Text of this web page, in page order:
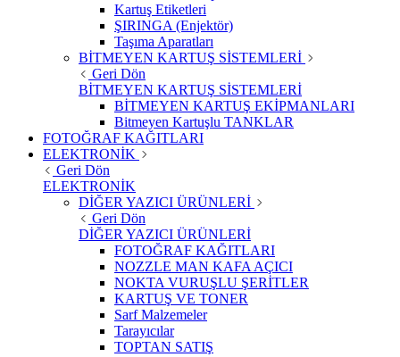
Kartuş Etiketleri
ŞIRINGA (Enjektör)
Taşıma Aparatları
BİTMEYEN KARTUŞ SİSTEMLERİ
Geri Dön
BİTMEYEN KARTUŞ SİSTEMLERİ
BİTMEYEN KARTUŞ EKİPMANLARI
Bitmeyen Kartuşlu TANKLAR
FOTOĞRAF KAĞITLARI
ELEKTRONİK
Geri Dön
ELEKTRONİK
DİĞER YAZICI ÜRÜNLERİ
Geri Dön
DİĞER YAZICI ÜRÜNLERİ
FOTOĞRAF KAĞITLARI
NOZZLE MAN KAFA AÇICI
NOKTA VURUŞLU ŞERİTLER
KARTUŞ VE TONER
Sarf Malzemeler
Tarayıcılar
TOPTAN SATIŞ